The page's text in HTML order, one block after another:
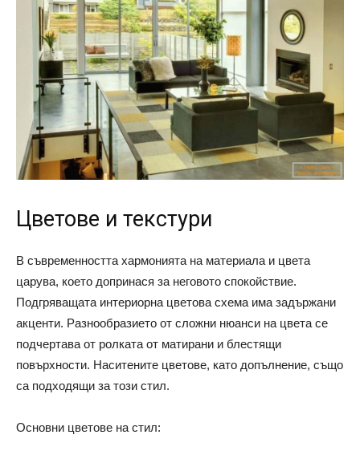
Цветове и текстури
В съвременността хармонията на материала и цвета
царува, което допринася за неговото спокойствие.
Подгряващата интериорна цветова схема има задържани
акценти. Разнообразието от сложни нюанси на цвета се
подчертава от ролката от матирани и блестящи
повърхности. Наситените цветове, като допълнение, също
са подходящи за този стил.
Основни цветове на стил: